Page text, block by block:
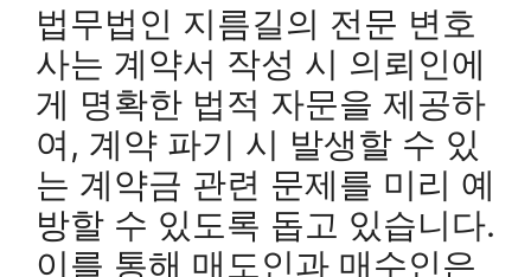
법무법인 지름길의 전문 변호
사는 계약서 작성 시 의뢰인에
게 명확한 법적 자문을 제공하
여, 계약 파기 시 발생할 수 있
는 계약금 관련 문제를 미리 예
방할 수 있도록 돕고 있습니다.
이를 통해 매도인과 매수인은